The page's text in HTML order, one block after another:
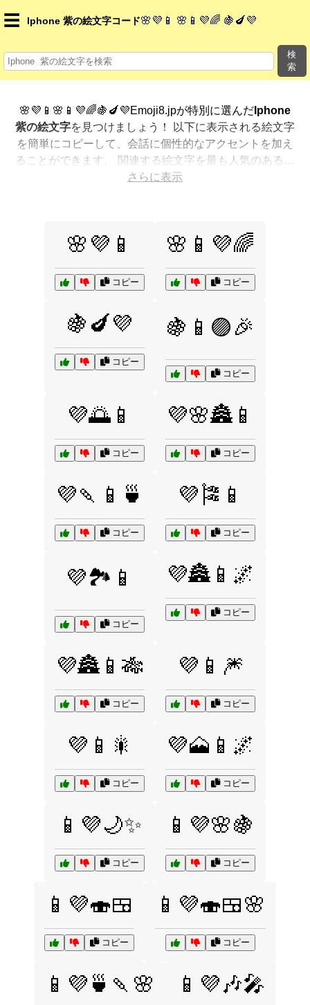
☰ Iphone 紫の絵文字コード 🌸💜📱 🌸📱💜🌈 🍇🍆💜
検
索
🌸💜📱🌸📱💜🌈🍇🍆💜Emoji8.jpが特別に選んだ Iphone
紫の絵文字を見つけましょう！ 以下に表示される絵文字
を簡単にコピーして、会話に個性的なアクセントを加え
ることができます。 関連する絵文字を最も人気のある順
に表示しました。さらに多くのオプションが欲しいです
さらに表示
🌸💜📱
コピー
🌸📱💜🌈
コピー
🍇🍆💜
コピー
🍇📱🟣🎉
コピー
💜🌅📱
コピー
💜🌸🏯📱
コピー
💜🍡📱🍵
コピー
💜🎏📱
コピー
💜🏞️📱
コピー
💜🏯📱🌌
コピー
💜🏯📱🎋
コピー
💜📱🎆
コピー
💜📱🎇
コピー
💜🗻📱🌌
コピー
📱💜🌙✨
コピー
📱💜🌸🍇
コピー
📱💜🍣🍱
コピー
📱💜🍣🍱🌸
コピー
📱💜🍵🍡🌸 📱💜🎶🎤